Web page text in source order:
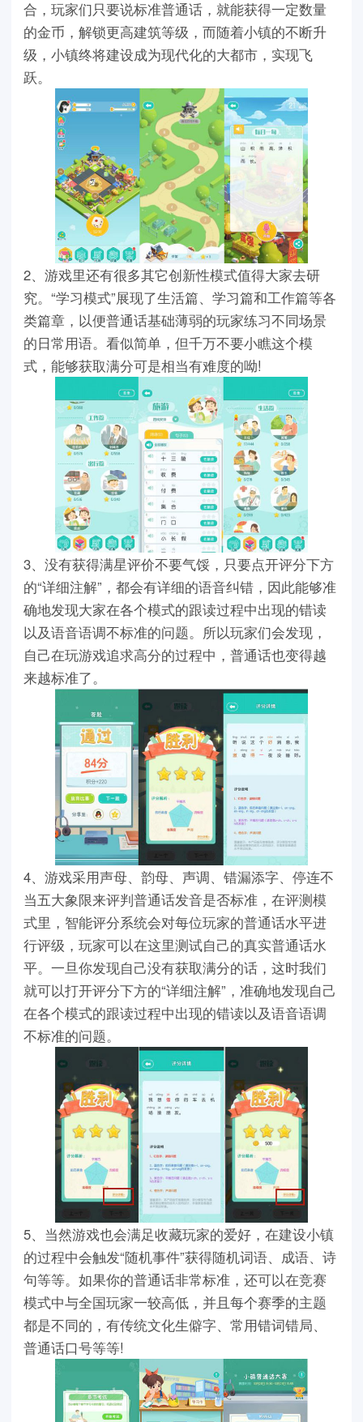
合，玩家们只要说标准普通话，就能获得一定数量
的金币，解锁更高建筑等级，而随着小镇的不断升
级，小镇终将建设成为现代化的大都市，实现飞
跃。
2、游戏里还有很多其它创新性模式值得大家去研
究。“学习模式”展现了生活篇、学习篇和工作篇等各
类篇章，以便普通话基础薄弱的玩家练习不同场景
的日常用语。看似简单，但千万不要小瞧这个模
式，能够获取满分可是相当有难度的呦!
3、没有获得满星评价不要气馁，只要点开评分下方
的“详细注解”，都会有详细的语音纠错，因此能够准
确地发现大家在各个模式的跟读过程中出现的错读
以及语音语调不标准的问题。所以玩家们会发现，
自己在玩游戏追求高分的过程中，普通话也变得越
来越标准了。
4、游戏采用声母、韵母、声调、错漏添字、停连不
当五大象限来评判普通话发音是否标准，在评测模
式里，智能评分系统会对每位玩家的普通话水平进
行评级，玩家可以在这里测试自己的真实普通话水
平。一旦你发现自己没有获取满分的话，这时我们
就可以打开评分下方的“详细注解”，准确地发现自己
在各个模式的跟读过程中出现的错读以及语音语调
不标准的问题。
5、当然游戏也会满足收藏玩家的爱好，在建设小镇
的过程中会触发“随机事件”获得随机词语、成语、诗
句等等。如果你的普通话非常标准，还可以在竞赛
模式中与全国玩家一较高低，并且每个赛季的主题
都是不同的，有传统文化生僻字、常用错词错局、
普通话口号等等!